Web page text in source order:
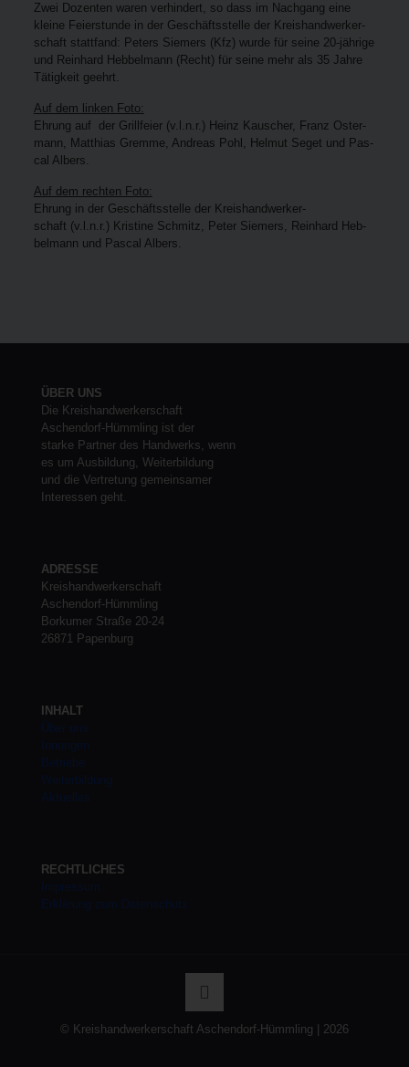
Zwei Dozen­ten waren ver­hin­dert, so dass im Nach­gang eine
klei­ne Fei­er­stun­de in der Geschäfts­stel­le der Kreis­hand­wer­ker­
schaft statt­fand: Peters Sie­mers (Kfz) wur­de für sei­ne 20-jäh­ri­ge
und Rein­hard Heb­bel­mann (Recht) für sei­ne mehr als 35 Jah­re
Tätig­keit geehrt.
Auf dem lin­ken Foto:
Ehrung auf der Grill­fei­er (v.l.n.r.) Heinz Kau­scher, Franz Oster­
mann, Mat­thi­as Grem­me, Andre­as Pohl, Hel­mut Seget und Pas­
cal Albers.
Auf dem rech­ten Foto:
Ehrung in der Geschäfts­stel­le der Kreis­hand­wer­ker­
schaft (v.l.n.r.) Kris­ti­ne Schmitz, Peter Sie­mers, Rein­hard Heb­
bel­mann und Pas­cal Albers.
ÜBER UNS
Die Kreishandwerkerschaft
Aschendorf-Hümmling ist der
starke Partner des Handwerks, wenn
es um Ausbildung, Weiterbildung
und die Vertretung gemeinsamer
Interessen geht.
ADRESSE
Kreishandwerkerschaft
Aschendorf-Hümmling
Borkumer Straße 20-24
26871 Papenburg
INHALT
Über uns
Innungen
Betriebe
Weiterbildung
Aktuelles
RECHTLICHES
Impressum
Erklärung zum Datenschutz
© Kreishandwerkerschaft Aschendorf-Hümmling | 2026